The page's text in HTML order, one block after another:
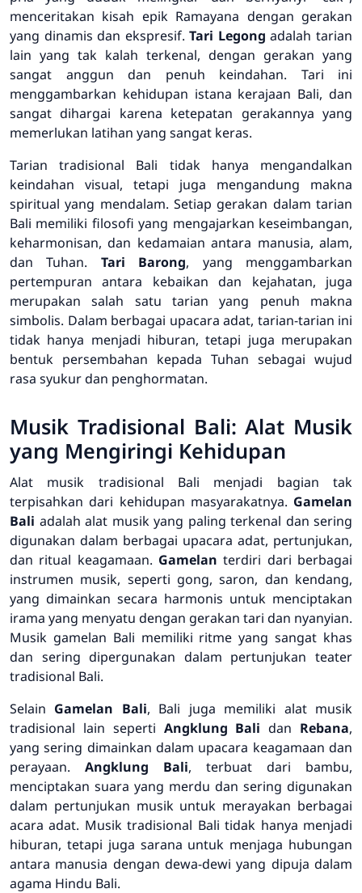
menceritakan kisah epik Ramayana dengan gerakan
yang dinamis dan ekspresif.Tari Legong adalah tarian
lain yang tak kalah terkenal, dengan gerakan yang
sangat anggun dan penuh keindahan. Tari ini
menggambarkan kehidupan istana kerajaan Bali, dan
sangat dihargai karena ketepatan gerakannya yang
memerlukan latihan yang sangat keras.
Tarian tradisional Bali tidak hanya mengandalkan
keindahan visual, tetapi juga mengandung makna
spiritual yang mendalam. Setiap gerakan dalam tarian
Bali memiliki filosofi yang mengajarkan keseimbangan,
keharmonisan, dan kedamaian antara manusia, alam,
dan Tuhan. Tari Barong, yang menggambarkan
pertempuran antara kebaikan dan kejahatan, juga
merupakan salah satu tarian yang penuh makna
simbolis. Dalam berbagai upacara adat, tarian-tarian ini
tidak hanya menjadi hiburan, tetapi juga merupakan
bentuk persembahan kepada Tuhan sebagai wujud
rasa syukur dan penghormatan.
Musik Tradisional Bali: Alat Musik
yang Mengiringi Kehidupan
Alat musik tradisional Bali menjadi bagian tak
terpisahkan dari kehidupan masyarakatnya. Gamelan
Bali adalah alat musik yang paling terkenal dan sering
digunakan dalam berbagai upacara adat, pertunjukan,
dan ritual keagamaan. Gamelan terdiri dari berbagai
instrumen musik, seperti gong, saron, dan kendang,
yang dimainkan secara harmonis untuk menciptakan
irama yang menyatu dengan gerakan tari dan nyanyian.
Musik gamelan Bali memiliki ritme yang sangat khas
dan sering dipergunakan dalam pertunjukan teater
tradisional Bali.
Selain Gamelan Bali, Bali juga memiliki alat musik
tradisional lain seperti Angklung Bali dan Rebana,
yang sering dimainkan dalam upacara keagamaan dan
perayaan. Angklung Bali, terbuat dari bambu,
menciptakan suara yang merdu dan sering digunakan
dalam pertunjukan musik untuk merayakan berbagai
acara adat. Musik tradisional Bali tidak hanya menjadi
hiburan, tetapi juga sarana untuk menjaga hubungan
antara manusia dengan dewa-dewi yang dipuja dalam
agama Hindu Bali.